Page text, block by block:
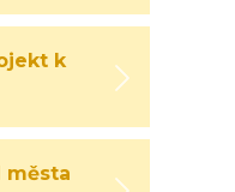
k
města